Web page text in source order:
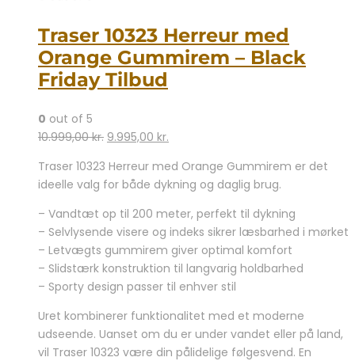
Traser 10323 Herreur med
Orange Gummirem – Black
Friday Tilbud
0 out of 5
10.999,00kr. Den
pris
var:
10.999,00 kr..
9.995,00 kr.
pris
er:
9.995,00 kr..
Traser 10323 Herreur med Orange Gummirem er det
ideelle valg for både dykning og daglig brug.
– Vandtæt op til 200 meter, perfekt til dykning
– Selvlysende visere og indeks sikrer læsbarhed i mørket
– Letvægts gummirem giver optimal komfort
– Slidstærk konstruktion til langvarig holdbarhed
– Sporty design passer til enhver stil
Uret kombinerer funktionalitet med et moderne
udseende. Uanset om du er under vandet eller på land,
vil Traser 10323 være din pålidelige følgesvend. En